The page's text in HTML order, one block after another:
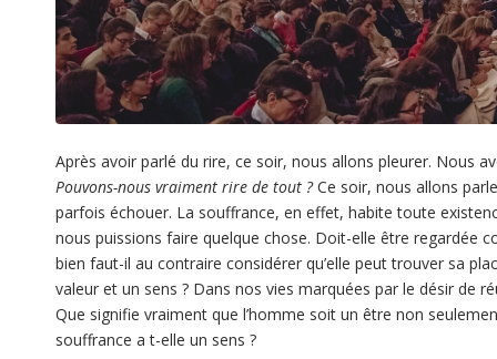
Après avoir parlé du rire, ce soir, nous allons pleurer. Nous
Pouvons-nous vraiment rire de tout ?Ce soir, nous allons
parfois échouer. La souffrance, en effet, habite toute
nous puissions faire quelque chose. Doit-elle être regardée
bien faut-il au contraire considérer qu’elle peut trouver sa
valeur et un sens ? Dans nos vies marquées par le désir de
Que signifie vraiment que l’homme soit un être non
souffrance a t-elle un sens ?